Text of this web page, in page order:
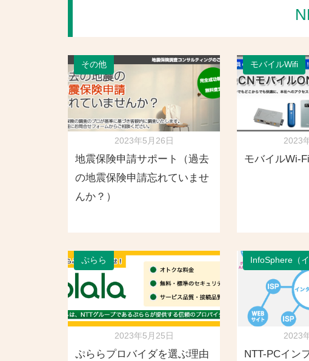
その他
2023年5月26日
地震保険申請サポート（過去
の地震保険申請忘れていませ
んか？）
モバイルWifi
2023
モバイルWi-Fi
ぷらら
2023年5月25日
ぷららプロバイダを選ぶ理由
InfoSphere（
2023
NTT-PCイン